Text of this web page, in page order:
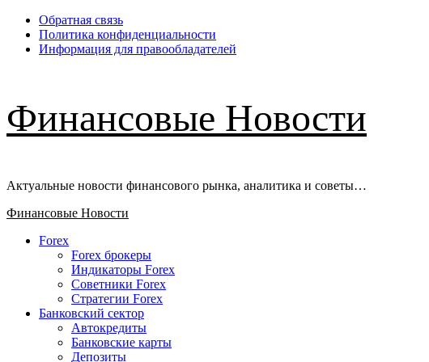
Перейти
содержимому
Обратная связь
Политика конфиденциальности
Информация для правообладателей
Финансовые Новости
Актуальные новости финансового рынка, аналитика и советы…
Основное
Финансовые Новости
Forex
Forex брокеры
Индикаторы Forex
Советники Forex
Стратегии Forex
Банковский сектор
Автокредиты
Банковские карты
Депозиты